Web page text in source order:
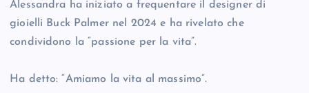
Alessandra ha iniziato a frequentare il designer di
gioielli Buck Palmer nel 2024 e ha rivelato che
condividono la “passione per la vita”.
Ha detto: “Amiamo la vita al massimo”.